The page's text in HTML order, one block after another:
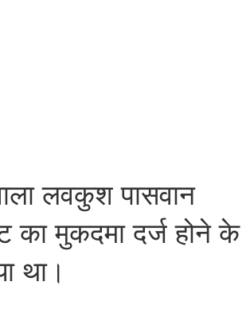
लवकुश पासवान
का मुकदमा दर्ज होने के
था।